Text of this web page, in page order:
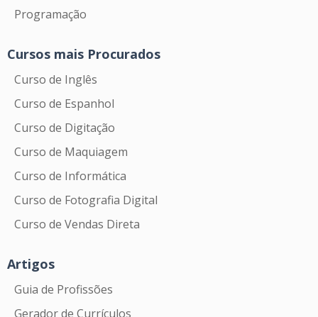
Programação
Cursos mais Procurados
Curso de Inglês
Curso de Espanhol
Curso de Digitação
Curso de Maquiagem
Curso de Informática
Curso de Fotografia Digital
Curso de Vendas Direta
Artigos
Guia de Profissões
Gerador de Currículos